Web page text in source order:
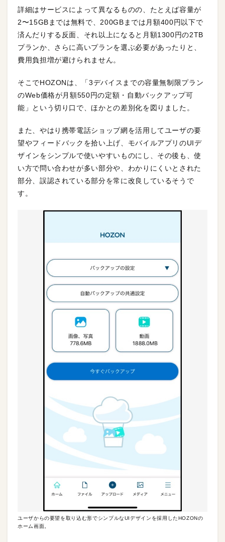
詳細はサービスによって異なるものの、たとえば容量が
2〜15GBまでは無料で、200GBまでは月額400円以下で
済んだりする反面、それ以上になると月額1300円の2TB
プランか、さらに高いプランを選ぶ必要があったりと、
費用負担増が避けられません。
そこでHOZONは、「3デバイスまでの容量無制限プラン
のWeb価格が月額550円の定額・自動バックアップ可
能」という切り口で、ほかとの差別化を図りました。
また、やはり携帯電話ショップ網を活用してユーザの要
望やフィードバックを拾い上げ、モバイルアプリのUIデ
ザインをシンプルで使いやすいものにし、その後も、使
い方で問い合わせが多い部分や、わかりにくいとされた
部分、誤認されている部分を常に改良しているそうで
す。
ユーザからの要望を取り込む形でシンプルなUIデザインを採用したHOZONの
ホーム画面。